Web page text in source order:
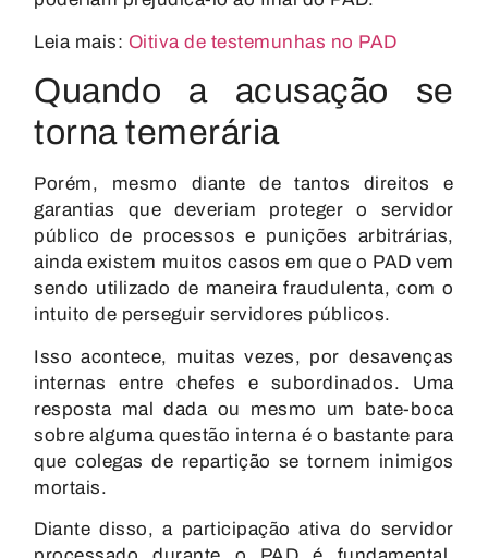
Leia mais: Oitiva de testemunhas no PAD
Quando a acusação se
torna temerária
Porém, mesmo diante de tantos direitos e
garantias que deveriam proteger o servidor
público de processos e punições arbitrárias,
ainda existem muitos casos em que o PAD vem
sendo utilizado de maneira fraudulenta, com o
intuito de perseguir servidores públicos.
Isso acontece, muitas vezes, por desavenças
internas entre chefes e subordinados. Uma
resposta mal dada ou mesmo um bate-boca
sobre alguma questão interna é o bastante para
que colegas de repartição se tornem inimigos
mortais.
Diante disso, a participação ativa do servidor